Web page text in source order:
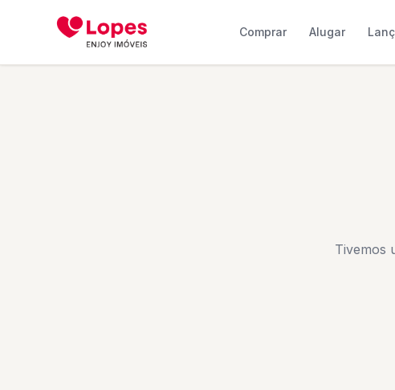
Comprar Alugar
Tivemos